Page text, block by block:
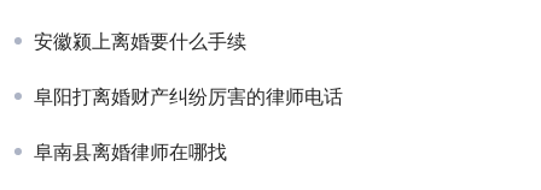
安徽颍上离婚要什么手续
阜阳打离婚财产纠纷厉害的律师电话
阜南县离婚律师在哪找